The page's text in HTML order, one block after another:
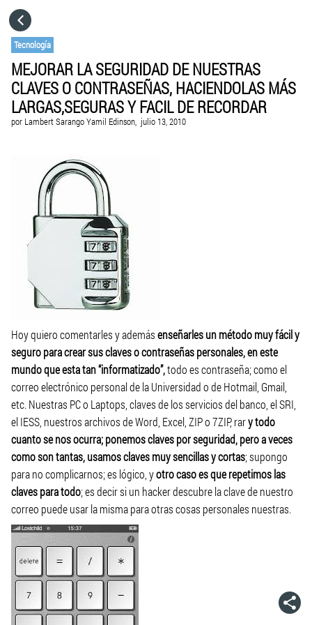
Tecnología
MEJORAR LA SEGURIDAD DE NUESTRAS
CLAVES O CONTRASEÑAS, HACIENDOLAS MÁS
LARGAS,SEGURAS Y FACIL DE RECORDAR
por Lambert Sarango Yamil Edinson, julio 13, 2010
Hoy quiero comentarles y ademásenseñarles un método muy fácil y
seguro para crear sus claves o contraseñas personales, en este
mundo que esta tan “informatizado”,todo es contraseña; como el
correo electrónico personal de la Universidad o de Hotmail, Gmail,
etc. Nuestras PC o Laptops, claves de los servicios del banco, el SRI,
el IESS, nuestros archivos de Word, Excel, ZIP o 7ZIP, rary todo
cuanto se nos ocurra; ponemos claves por seguridad, pero a veces
como son tantas, usamos claves muy sencillas y cortas; supongo
para no complicarnos; es lógico, yotro caso es que repetimos las
claves para todo; es decir si un hacker descubre la clave de nuestro
correo puede usar la misma para otras cosas personales nuestras.
CATEGORÍAS
IR A